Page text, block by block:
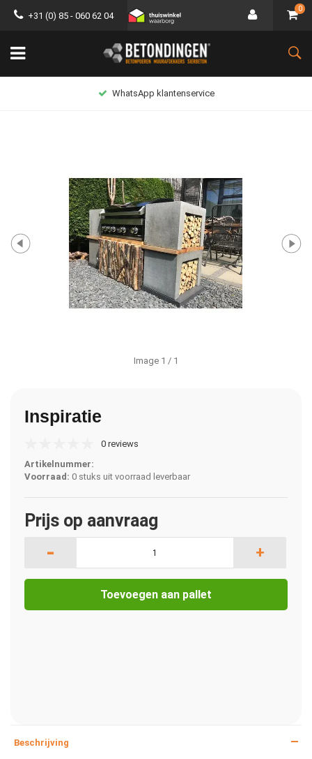
+31 (0) 85 - 060 62 04
0
WhatsApp klantenservice
Image 1 / 1
Inspiratie
0 reviews
Artikelnummer:
Voorraad: 0 stuks uit voorraad leverbaar
Prijs op aanvraag
- +
Toevoegen aan pallet
Beschrijving